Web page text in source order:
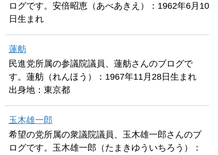
ログです。安倍昭恵（あべあきえ）：1962年6月10
日生まれ
蓮舫
民進党所属の参議院議員、蓮舫さんのブログで
す。蓮舫（れんほう）：1967年11月28日生まれ
出身地：東京都
玉木雄一郎
希望の党所属の衆議院議員、玉木雄一郎さんのブ
ログです。玉木雄一郎（たまきゆういちろう）：